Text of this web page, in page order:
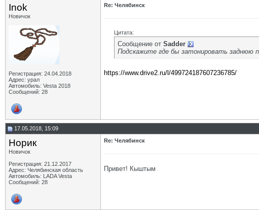
Inok
Новичок
Регистрация: 24.04.2018
Адрес: урал
Автомобиль: Vesta 2018
Сообщений: 28
Re: Челябинск
Цитата:
Сообщение от Sadder
Подскажите где бы затонировать заднюю
https://www.drive2.ru/l/499724187607236785/
17.05.2018, 15:09
Норик
Новичок
Регистрация: 21.12.2017
Адрес: Челябинская область
Автомобиль: LADA Vesta
Сообщений: 28
Re: Челябинск
Привет! Кыштым